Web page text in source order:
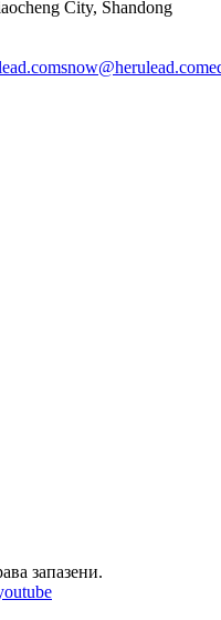
City, Shandong
snow@herulead.com
запазени.